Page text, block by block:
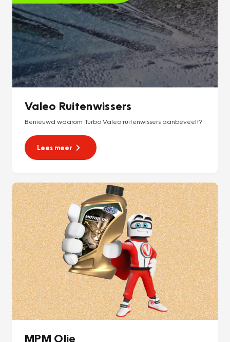
Valeo Ruitenwissers
Benieuwd waarom Turbo Valeo ruitenwissers aanbeveelt?
Lees meer
MPM Olie